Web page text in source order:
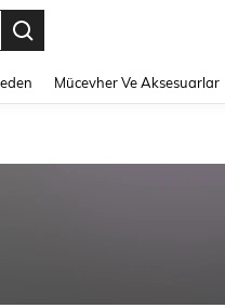
Mücevher Ve Aksesuarlar